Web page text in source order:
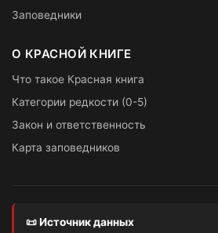
Заповедники
О КРАСНОЙ КНИГЕ
Что такое Красная книга
Категории редкости (0-5)
Закон и ответственность
Карта заповедников
📜 Источник данных